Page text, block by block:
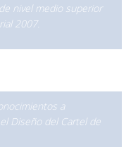
nivel medio superior
2007.
a
Diseño del Cartel de